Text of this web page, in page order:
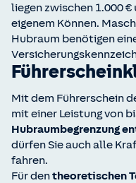
liegen zwischen 1.000 €
eigenem Können.
Hubraum benötigen
Mit dem Führerschein
mit einer Leistung von
Hubraumbegrenzung
dürfen Sie auch alle
fahren.
Für dentheoretischen